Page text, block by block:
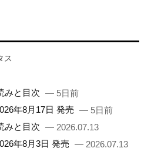
ス
みと目次 — 5日前
年8月17日 発売 — 5日前
みと目次 — 2026.07.13
年8月3日 発売 — 2026.07.13